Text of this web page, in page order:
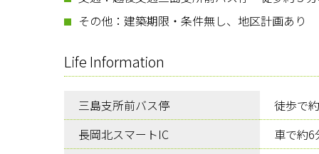
その他：建築期限・条件無し、地区計画あり
Life Information
三島支所前バス停
徒歩で
長岡北スマートIC
車で約6